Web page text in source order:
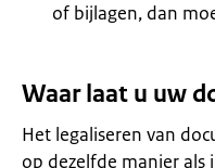
of bijlagen, dan
Waar laat u uw
Het legaliseren van
op dezelfde manier als